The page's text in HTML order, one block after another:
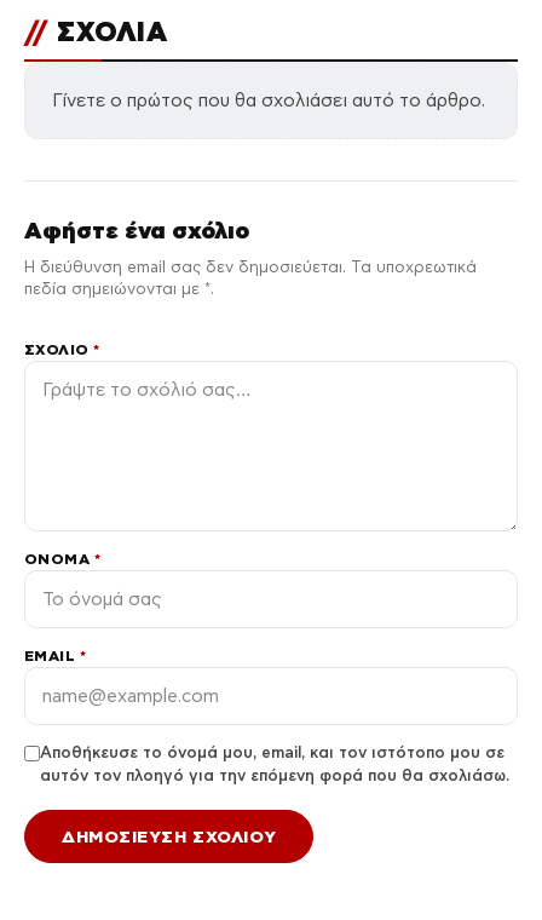
// ΣΧΟΛΙΑ
Γίνετε ο πρώτος που θα σχολιάσει αυτό το άρθρο.
Αφήστε ένα σχόλιο
Η διεύθυνση email σας δεν δημοσιεύεται. Τα υποχρεωτικά
πεδία σημειώνονται με *.
ΣΧΌΛΙΟ*
ΌΝΟΜΑ *
EMAIL *
Αποθήκευσε το όνομά μου, email, και τον ιστότοπο μου σε
αυτόν τον πλοηγό για την επόμενη φορά που θα σχολιάσω.